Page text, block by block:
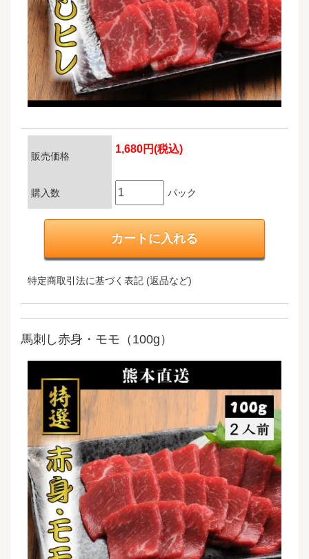
販売価格
1,680円(税込)
購入数 パック
特定商取引法に基づく表記 (返品など)
馬刺し赤身・モモ（100g）